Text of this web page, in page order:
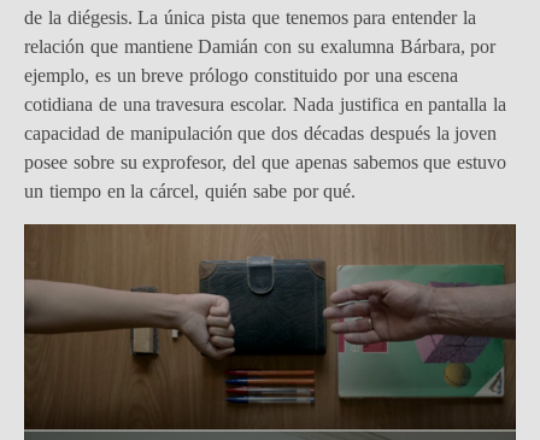
de la diégesis. La única pista que tenemos para entender la
relación que mantiene Damián con su exalumna Bárbara, por
ejemplo, es un breve prólogo constituido por una escena
cotidiana de una travesura escolar. Nada justifica en pantalla la
capacidad de manipulación que dos décadas después la joven
posee sobre su exprofesor, del que apenas sabemos que estuvo
un tiempo en la cárcel, quién sabe por qué.